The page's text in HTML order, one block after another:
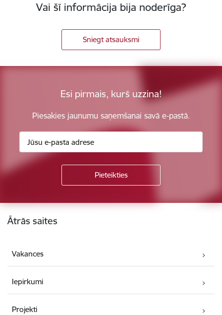
Vai šī informācija bija noderīga?
Sniegt atsauksmi
Esi pirmais, kurš uzzina!
Piesakies jaunumu saņemšanai savā e-pastā.
Kājene
Ātrās saites
Vakances
Iepirkumi
Projekti